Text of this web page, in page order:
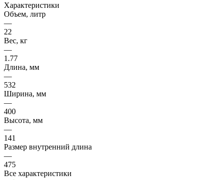
Характеристики
Объем, литр
—
22
Вес, кг
—
1.77
Длина, мм
—
532
Ширина, мм
—
400
Высота, мм
—
141
Размер внутренний длина
—
475
Все характеристики